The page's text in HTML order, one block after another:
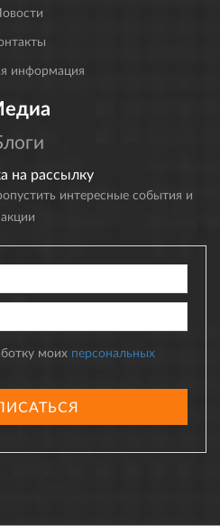
информация
на рассылку
интересные события и
акции
моих персональных